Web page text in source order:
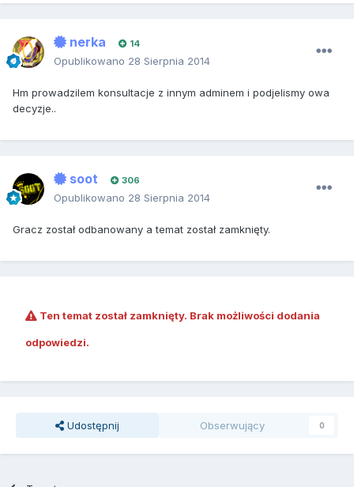
nerka 14
Opublikowano 28 Sierpnia 2014
Hm prowadzilem konsultacje z innym adminem i podjelismy owa
decyzje..
soot 306
Opublikowano 28 Sierpnia 2014
Gracz został odbanowany a temat został zamknięty.
Ten temat został zamknięty. Brak możliwości dodania
odpowiedzi.
Udostępnij Obserwujący 0